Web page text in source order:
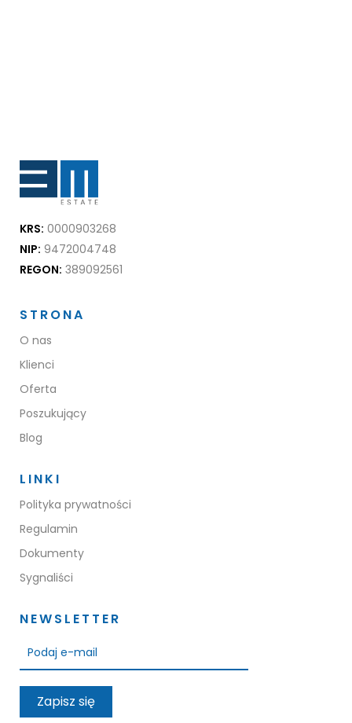
KRS: 0000903268
NIP: 9472004748
REGON: 389092561
STRONA
O nas
Klienci
Oferta
Poszukujący
Blog
LINKI
Polityka prywatności
Regulamin
Dokumenty
Sygnaliści
NEWSLETTER
Zapisz się